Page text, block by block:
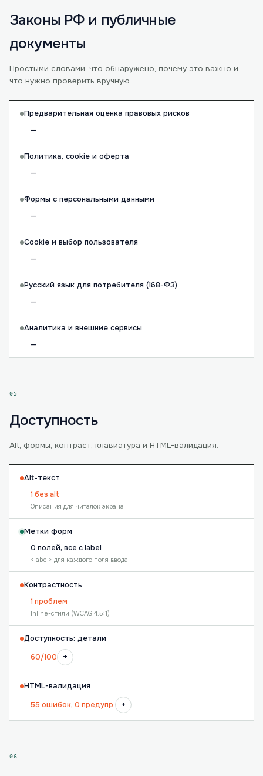
Законы РФ и публичные
документы
Простыми словами: что обнаружено, почему это важно и
что нужно проверить вручную.
Предварительная оценка правовых рисков
—
Политика, cookie и оферта
—
Формы с персональными данными
—
Cookie и выбор пользователя
—
Русский язык для потребителя (168-ФЗ)
—
Аналитика и внешние сервисы
—
05
Доступность
Alt, формы, контраст, клавиатура и HTML-валидация.
Alt-текст
1 без alt
Описания для читалок экрана
Метки форм
0 полей, все с label
<label> для каждого поля ввода
Контрастность
1 проблем
Inline-стили (WCAG 4.5:1)
Доступность: детали
60/100
+
HTML-валидация
55 ошибок, 0 предупр.
+
06